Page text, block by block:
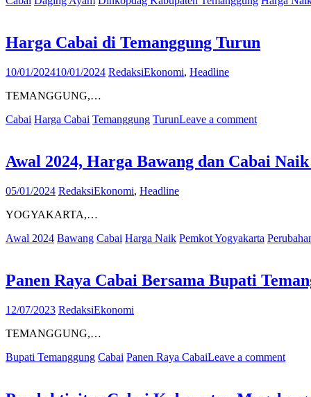
Harga Cabai di Temanggung Turun
10/01/202410/01/2024 RedaksiEkonomi, Headline
TEMANGGUNG,…
Cabai Harga Cabai Temanggung TurunLeave a comment
Awal 2024, Harga Bawang dan Cabai
05/01/2024 RedaksiEkonomi, Headline
YOGYAKARTA,…
Awal 2024 Bawang Cabai Harga Naik Pemkot Yogyakarta
Panen Raya Cabai Bersama Bupati
12/07/2023 RedaksiEkonomi
TEMANGGUNG,…
Bupati Temanggung Cabai Panen Raya CabaiLeave a comment